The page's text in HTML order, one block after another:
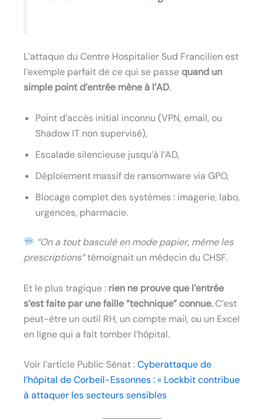
L’attaque du Centre Hospitalier Sud Francilien est
l’exemple parfait de ce qui se passequand un
simple point d’entrée mène à l’AD.
Point d’accès initial inconnu (VPN, email, ou
Shadow IT non supervisé),
Escalade silencieuse jusqu’à l’AD,
Déploiement massif de ransomware via GPO,
Blocage complet des systèmes : imagerie, labo,
urgences, pharmacie.
“On a tout basculé en mode papier, même les
prescriptions”témoignait un médecin du CHSF.
Et le plus tragique : rien ne prouve que l’entrée
s’est faite par une faille “technique” connue.C’est
peut-être un outil RH, un compte mail, ou un Excel
en ligne qui a fait tomber l’hôpital.
Voir l’article Public Sénat :Cyberattaque de
l’hôpital de Corbeil-Essonnes : « Lockbit contribue
à attaquer les secteurs sensibles